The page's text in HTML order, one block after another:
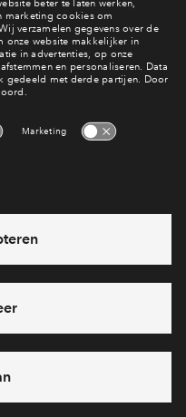
kijken als je een
Bekijk de hele videoserie
snel aan
belangrijkste nieuws en
Bel ons op